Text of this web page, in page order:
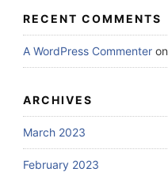
RECENT COMMENTS
A WordPress Commenter on
ARCHIVES
March 2023
February 2023